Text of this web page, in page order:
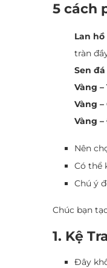
5 cách
Lan
tràn
Sen
Vàng
Vàng –
Vàng
Nên
Có thể
Chú ý
Chúc bạn
1. Kệ
Đây